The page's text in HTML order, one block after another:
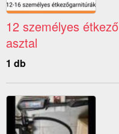
12 személyes étkező
asztal
1 db